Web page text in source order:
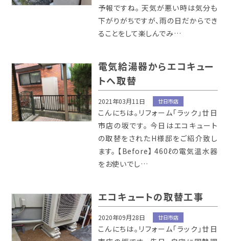
予報ですね。 天気が悪い時は気分も
下がりがちですが、雨の日だからでき
ることをして楽しんでみ…
電気給湯器からエコキュー
トへ取替
2021年03月11日 廿日市店
こんにちは。リフォーム「ラック」廿日
市店の坂です。 今日はエコキュート
の取替をされたH様邸をご紹介致し
ます。 【Before】 460ℓの電気温水器
をお使いでし…
エコキュートの取替工事
2020年09月28日 廿日市店
こんにちは。リフォーム「ラック」廿日